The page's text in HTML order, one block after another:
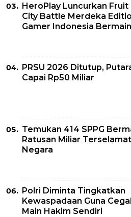
HeroPlay Luncurkan Fruit
City Battle Merdeka
Gamer Indonesia Bermain
PRSU 2026 Ditutup,
Capai Rp50 Miliar
Temukan 414 SPPG
Ratusan Miliar
Negara
Polri Diminta Tingkatkan
Kewaspadaan Guna
Main Hakim Sendiri